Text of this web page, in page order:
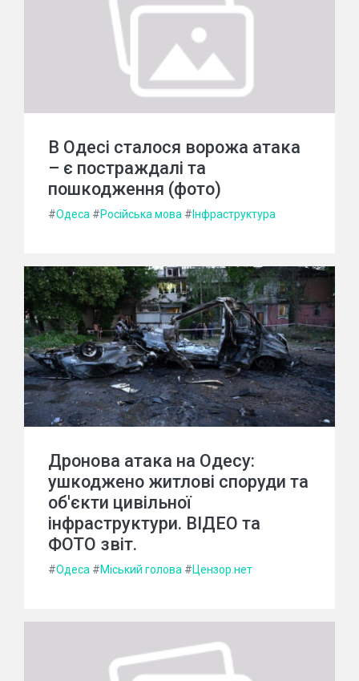
В Одесі сталося ворожа атака
– є постраждалі та
пошкодження (фото)
#Одеса #Російська мова # Інфраструктура
Дронова атака на Одесу:
ушкоджено житлові споруди та
об'єкти цивільної
інфраструктури. ВІДЕО та
ФОТО звіт.
#Одеса #Міський голова #Цензор.нет